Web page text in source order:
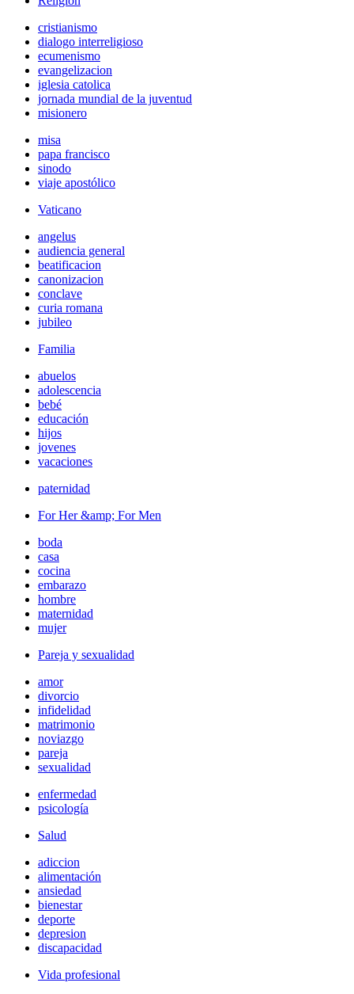
cristianismo
dialogo interreligioso
ecumenismo
evangelizacion
iglesia catolica
jornada mundial de la juventud
misionero
misa
papa francisco
sinodo
viaje apostólico
Vaticano
angelus
audiencia general
beatificacion
canonizacion
conclave
curia romana
jubileo
Familia
abuelos
adolescencia
bebé
educación
hijos
jovenes
vacaciones
paternidad
For Her &amp; For Men
boda
casa
cocina
embarazo
hombre
maternidad
mujer
Pareja y sexualidad
amor
divorcio
infidelidad
matrimonio
noviazgo
pareja
sexualidad
enfermedad
psicología
Salud
adiccion
alimentación
ansiedad
bienestar
deporte
depresion
discapacidad
Vida profesional